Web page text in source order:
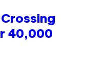
40,000